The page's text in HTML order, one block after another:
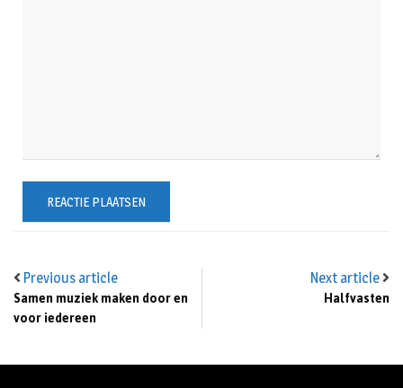
Previous article
Samen muziek maken door en
voor iedereen
Next article
Halfvasten